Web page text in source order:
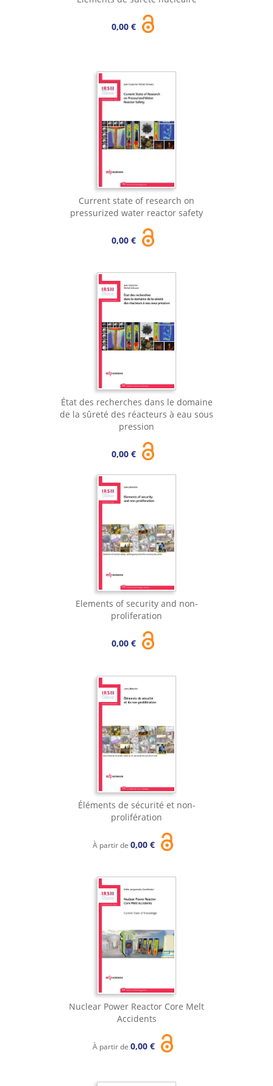
0,00 €
Current state of research on
pressurized water reactor safety
0,00 €
État des recherches dans le domaine
de la sûreté des réacteurs à eau sous
pression
0,00 €
Elements of security and non-
proliferation
0,00 €
Éléments de sécurité et non-
prolifération
À partir de 0,00 €
Nuclear Power Reactor Core Melt
Accidents
À partir de 0,00 €